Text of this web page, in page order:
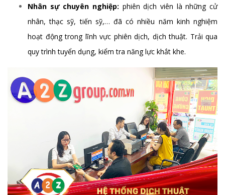
Nhân sự chuyên nghiệp: phiên dịch viên là những cử
nhân, thạc sỹ, tiến sỹ,… đã có nhiều năm kinh nghiệm
hoạt động trong lĩnh vực phiên dịch, dịch thuật. Trải qua
quy trình tuyển dụng, kiểm tra năng lực khắt khe.